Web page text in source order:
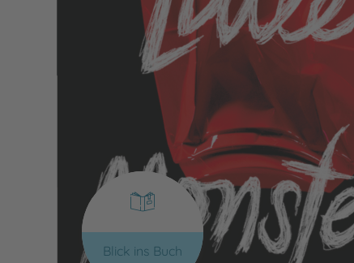
Blick ins Buch